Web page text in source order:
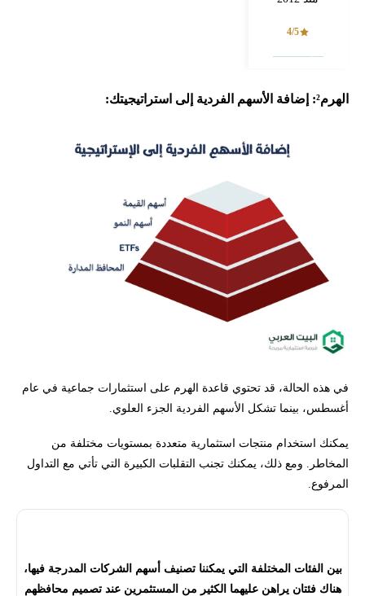
4/5
الهرم²: إضافة الأسهم الفردية إلى استراتيجيتك:
في هذه الحالة، قد تحتوي قاعدة الهرم على استثمارات جماعية في عام
أغسطس، بينما تشكل الأسهم الفردية الجزء العلوي.
يمكنك استخدام منتجات استثمارية متعددة بمستويات مختلفة من
المخاطر. ومع ذلك، يمكنك تجنب التقلبات الكبيرة التي تأتي مع التداول
المرفوع.
بين الفئات المختلفة التي يمكننا تصنيف أسهم الشركات المدرجة فيها،
هناك فئتان يراهن عليهما الكثير من المستثمرين عند تصميم محافظهم